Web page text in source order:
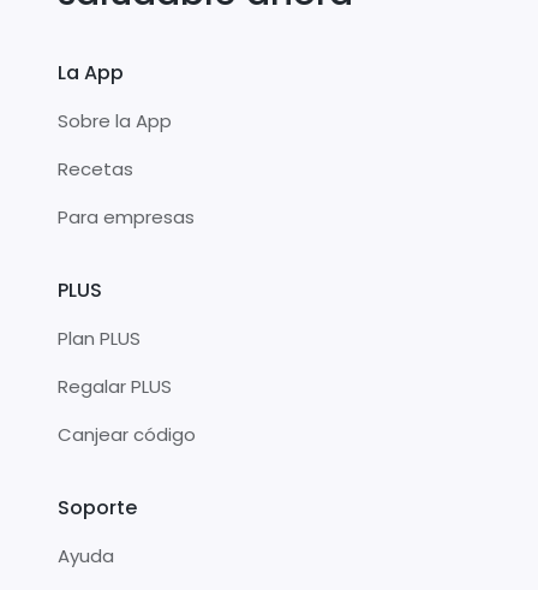
La App
Sobre la App
Recetas
Para empresas
PLUS
Plan PLUS
Regalar PLUS
Canjear código
Soporte
Ayuda